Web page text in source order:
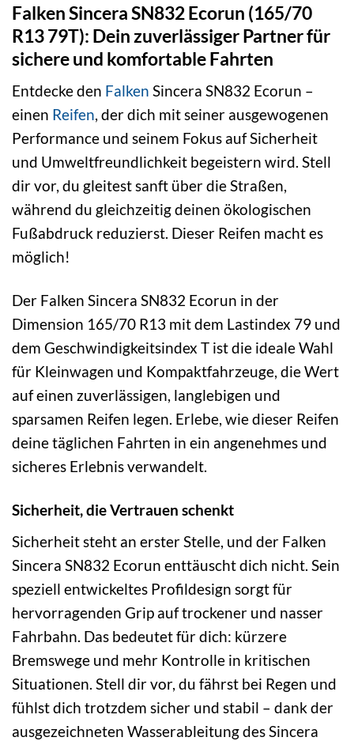
Falken Sincera SN832 Ecorun (165/70
R13 79T): Dein zuverlässiger Partner für
sichere und komfortable Fahrten
Entdecke den Falken Sincera SN832 Ecorun –
einen Reifen, der dich mit seiner ausgewogenen
Performance und seinem Fokus auf Sicherheit
und Umweltfreundlichkeit begeistern wird. Stell
dir vor, du gleitest sanft über die Straßen,
während du gleichzeitig deinen ökologischen
Fußabdruck reduzierst. Dieser Reifen macht es
möglich!
Der Falken Sincera SN832 Ecorun in der
Dimension 165/70 R13 mit dem Lastindex 79 und
dem Geschwindigkeitsindex T ist die ideale Wahl
für Kleinwagen und Kompaktfahrzeuge, die Wert
auf einen zuverlässigen, langlebigen und
sparsamen Reifen legen. Erlebe, wie dieser Reifen
deine täglichen Fahrten in ein angenehmes und
sicheres Erlebnis verwandelt.
Sicherheit, die Vertrauen schenkt
Sicherheit steht an erster Stelle, und der Falken
Sincera SN832 Ecorun enttäuscht dich nicht. Sein
speziell entwickeltes Profildesign sorgt für
hervorragenden Grip auf trockener und nasser
Fahrbahn. Das bedeutet für dich: kürzere
Bremswege und mehr Kontrolle in kritischen
Situationen. Stell dir vor, du fährst bei Regen und
fühlst dich trotzdem sicher und stabil – dank der
ausgezeichneten Wasserableitung des Sincera